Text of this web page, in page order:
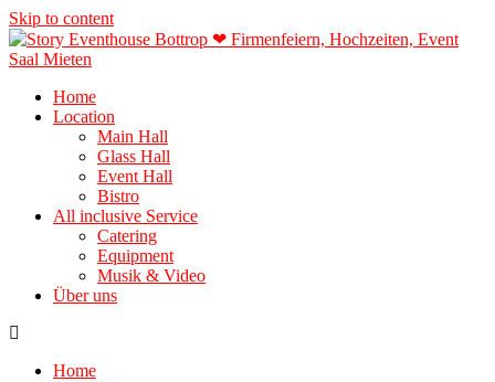
Skip to content
Home
Location
Main Hall
Glass Hall
Event Hall
Bistro
All inclusive Service
Catering
Equipment
Musik & Video
Über uns
Home